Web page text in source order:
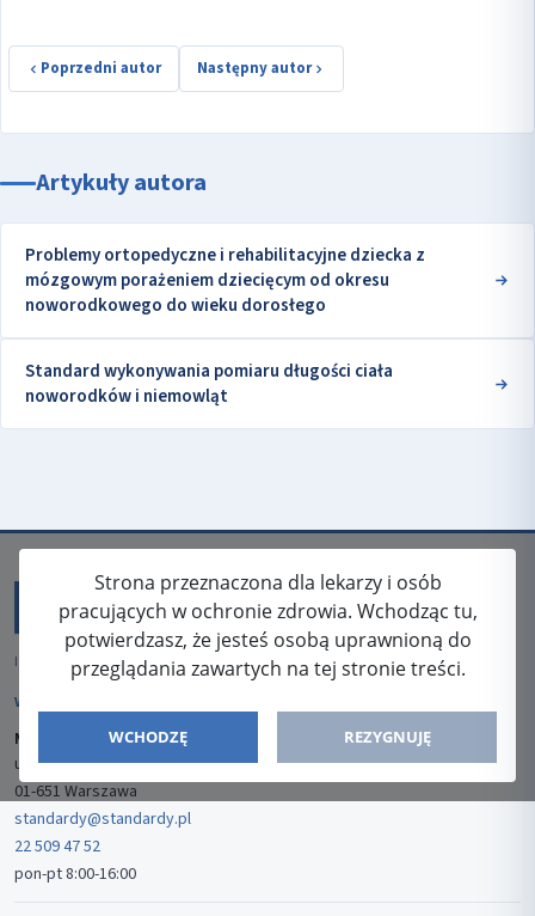
Poprzedni autor Następny autor
Artykuły autora
Problemy ortopedyczne i rehabilitacyjne dziecka z
mózgowym porażeniem dziecięcym od okresu
noworodkowego do wieku dorosłego
Standard wykonywania pomiaru długości ciała
noworodków i niemowląt
Strona przeznaczona dla lekarzy i osób
pracujących w ochronie zdrowia. Wchodząc tu,
potwierdzasz, że jesteś osobą uprawnioną do
przeglądania zawartych na tej stronie treści.
WCHODZĘ REZYGNUJĘ
ISSN: 2080-5438
WYDAWCA
Media-Press Sp. z o.o.
ul. Gwiaździsta 7B/8
01-651 Warszawa
standardy@standardy.pl
22 509 47 52
pon-pt 8:00-16:00